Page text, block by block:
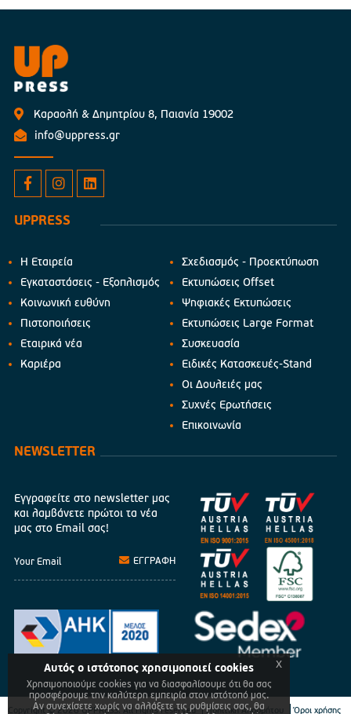
Καραολή & Δημητρίου 8, Παιανία 19002
info@uppress.gr
UPPRESS
Η Εταιρεία
Εγκαταστάσεις - Εξοπλισμός
Κοινωνική ευθύνη
Πιστοποιήσεις
Εταιρικά νέα
Καριέρα
Σχεδιασμός - Προεκτύπωση
Εκτυπώσεις Offset
Ψηφιακές Εκτυπώσεις
Εκτυπώσεις Large Format
Συσκευασία
Ειδικές Κατασκευές-Stand
Οι Δουλειές μας
Συχνές Ερωτήσεις
Επικοινωνία
NEWSLETTER
Εγγραφείτε στο newsletter μας
και λαμβάνετε πρώτοι τα νέα
μας στο Email σας!
ΕΓΓΡΑΦΗ
Copyright © 2026 UPPRESS. All rights reserved Πολιτική Απορρήτου Όροι χρήσης
Αυτός ο ιστότοπος χρησιμοποιεί cookies
Χρησιμοποιούμε cookies για να διασφαλίσουμε ότι θα σας
προσφέρουμε την καλύτερη εμπειρία στον ιστότοπό μας.
Αν συνεχίσετε χωρίς να αλλάξετε τις ρυθμίσεις σας, θα
x